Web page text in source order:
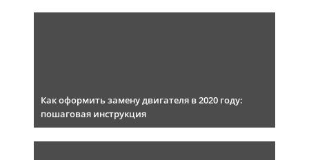
Как оформить замену двигателя в 2020 году:
пошаговая инструкция